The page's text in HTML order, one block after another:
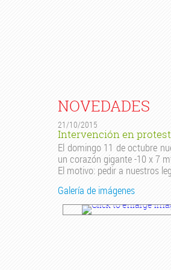
NOVEDADES
21/10/2015
Intervención en
El domingo 11 de octubre
un corazón gigante -10 x 7
El motivo: pedir a nuestros
Galería de imágenes